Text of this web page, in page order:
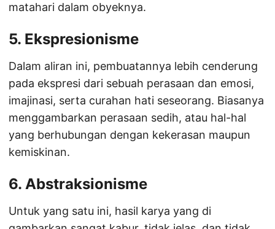
matahari dalam obyeknya.
5. Ekspresionisme
Dalam aliran ini, pembuatannya lebih cenderung
pada ekspresi dari sebuah perasaan dan emosi,
imajinasi, serta curahan hati seseorang. Biasanya
menggambarkan perasaan sedih, atau hal-hal
yang berhubungan dengan kekerasan maupun
kemiskinan.
6. Abstraksionisme
Untuk yang satu ini, hasil karya yang di